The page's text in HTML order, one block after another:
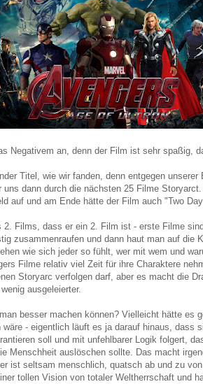
Negativem an, denn der Film ist sehr spaßig,
Titel, wie wir fanden, denn entgegen unserer
uns dann durch die nächsten 25 Filme
auf und am Ende hätte der Film auch "Two
2. Films, dass er ein 2. Film ist - erste Filme
zusammenraufen und dann haut man auf die
wie sich jeder so fühlt, wer mit wem und
Filme relativ viel Zeit für ihre Charaktere
Storyarc verfolgen darf, aber es macht die
ausgeleierter.
besser machen können? Vielleicht hätte es
wäre - eigentlich läuft es ja darauf hinaus, dass
soll und mit unfehlbarer Logik folgert,
Menschheit auslöschen sollte. Das macht
ist seltsam menschlich, quatsch ab und zu
tollen Vision von totaler Weltherrschaft und